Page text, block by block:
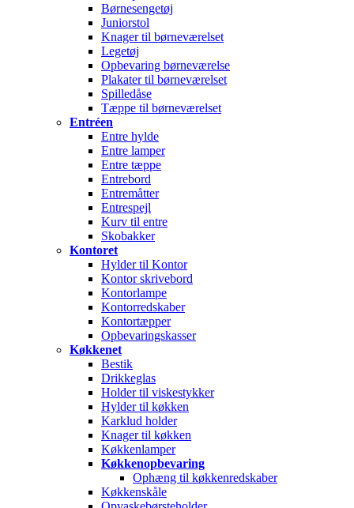
Børnesengetøj
Juniorstol
Knager til børneværelset
Legetøj
Opbevaring børneværelse
Plakater til børneværelset
Spilledåse
Tæppe til børneværelset
Entréen
Entre hylde
Entre lamper
Entre tæppe
Entrebord
Entremåtter
Entrespejl
Kurv til entre
Skobakker
Kontoret
Hylder til Kontor
Kontor skrivebord
Kontorlampe
Kontorredskaber
Kontortæpper
Opbevaringskasser
Køkkenet
Bestik
Drikkeglas
Holder til viskestykker
Hylder til køkken
Karklud holder
Knager til køkken
Køkkenlamper
Køkkenopbevaring
Ophæng til køkkenredskaber
Køkkenskåle